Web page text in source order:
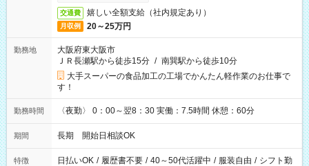
交通費 嬉しい全額支給（社内規定あり）
月収例 20～25万円
勤務地
大阪府東大阪市
ＪＲ長瀬駅から徒歩15分 / 南巽駅から徒歩10分
大手スーパーの食品加工の工場でかんたん軽作業のお仕事で
す！
勤務時間 〈夜勤〉 0：00～翌8：30 実働：7.5時間 休憩：60分
期間 長期 開始日相談OK
特徴 日払いOK / 履歴書不要 / 40～50代活躍中 / 服装自由 / シフト勤